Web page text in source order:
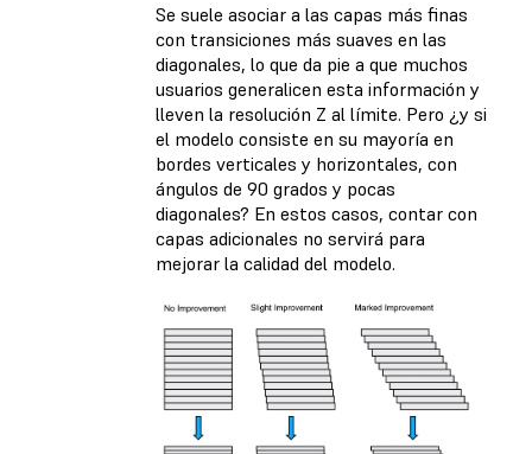
Se suele asociar a las capas más finas
con transiciones más suaves en las
diagonales, lo que da pie a que muchos
usuarios generalicen esta información y
lleven la resolución Z al límite. Pero ¿y si
el modelo consiste en su mayoría en
bordes verticales y horizontales, con
ángulos de 90 grados y pocas
diagonales? En estos casos, contar con
capas adicionales no servirá para
mejorar la calidad del modelo.